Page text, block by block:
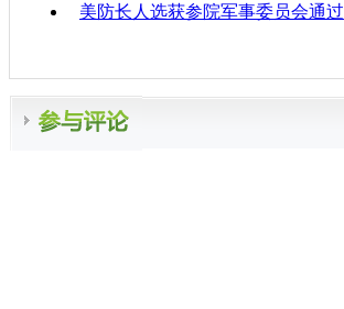
美防长人选获参院军事委员会通过